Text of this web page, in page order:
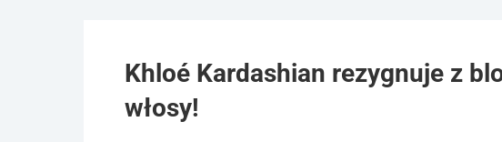
Khloé Kardashian rezygnuje z
włosy!